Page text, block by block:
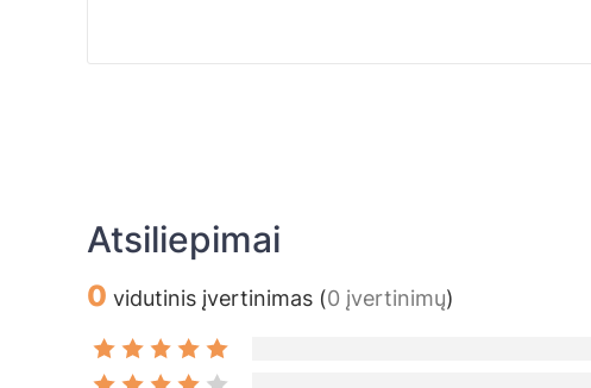
Atsiliepimai
0 vidutinis įvertinimas (0 įvertinimų)